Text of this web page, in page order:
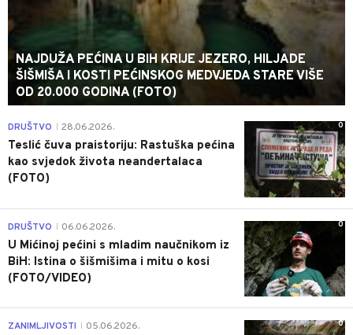
NAJDUŽA PEĆINA U BIH KRIJE JEZERO, HILJADE
ŠIŠMIŠA I KOSTI PEĆINSKOG MEDVJEDA STARE VIŠE
OD 20.000 GODINA (FOTO)
0
DRUŠTVO 28.06.2026.
Teslić čuva praistoriju: Rastuška pećina
kao svjedok života neandertalaca
(FOTO)
0
DRUŠTVO 06.06.2026.
U Mićinoj pećini s mladim naučnikom iz
BiH: Istina o šišmišima i mitu o kosi
(FOTO/VIDEO)
0
ZANIMLJIVOSTI 05.06.2026.